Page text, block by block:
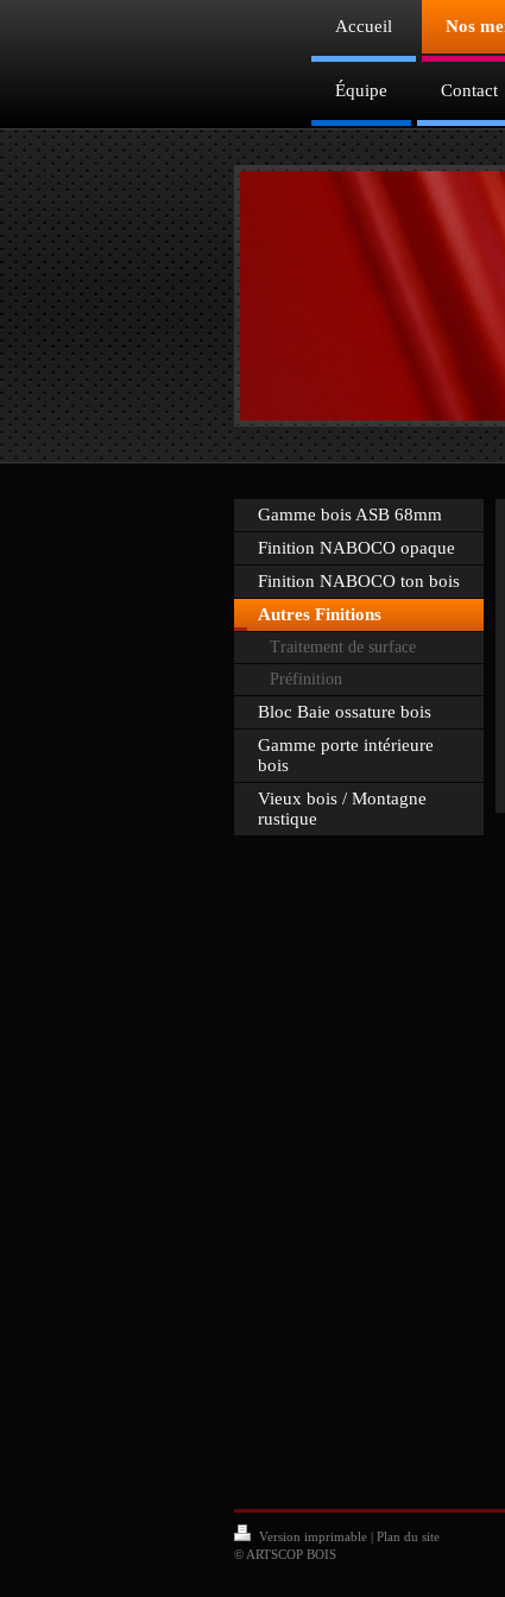
Accueil Nos
Équipe Contact
Gamme bois ASB 68mm
Finition NABOCO opaque
Finition NABOCO ton bois
Autres Finitions
Traitement de surface
Préfinition
Bloc Baie ossature bois
Gamme porte intérieure
bois
Vieux bois / Montagne
rustique
Version imprimable | Plan du site
© ARTSCOP BOIS